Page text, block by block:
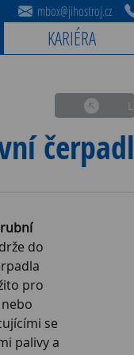
mbox@jihostroj.cz
KARIÉRA
do
pro
se
palivy a